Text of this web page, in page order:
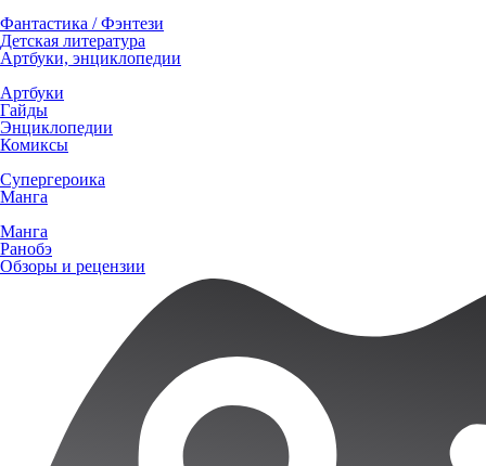
Фантастика / Фэнтези
Детская литература
Артбуки, энциклопедии
Артбуки
Гайды
Энциклопедии
Комиксы
Супергероика
Манга
Манга
Ранобэ
Обзоры и рецензии